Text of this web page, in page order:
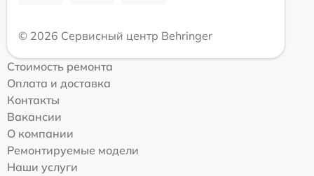
© 2026 Сервисный центр Behringer
Стоимость ремонта
Оплата и доставка
Контакты
Вакансии
О компании
Ремонтируемые модели
Наши услуги